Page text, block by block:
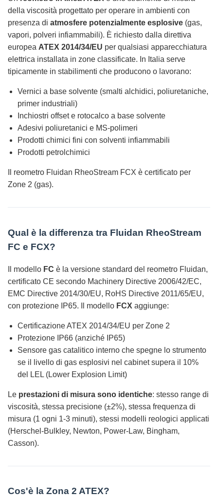
della viscosità progettato per operare in ambienti con
presenza di atmosfere potenzialmente esplosive (gas,
vapori, polveri infiammabili). È richiesto dalla direttiva
europea ATEX 2014/34/EU per qualsiasi apparecchiatura
elettrica installata in zone classificate. In Italia serve
tipicamente in stabilimenti che producono o lavorano:
Vernici a base solvente (smalti alchidici, poliuretaniche,
primer industriali)
Inchiostri offset e rotocalco a base solvente
Adesivi poliuretanici e MS-polimeri
Prodotti chimici fini con solventi infiammabili
Prodotti petrolchimici
Il reometro Fluidan RheoStream FCX è certificato per
Zone 2 (gas).
Qual è la differenza tra Fluidan RheoStream
FC e FCX?
Il modello FC è la versione standard del reometro Fluidan,
certificato CE secondo Machinery Directive 2006/42/EC,
EMC Directive 2014/30/EU, RoHS Directive 2011/65/EU,
con protezione IP65. Il modello FCX aggiunge:
Certificazione ATEX 2014/34/EU per Zone 2
Protezione IP66 (anziché IP65)
Sensore gas catalitico interno che spegne lo strumento
se il livello di gas esplosivi nel cabinet supera il 10%
del LEL (Lower Explosion Limit)
Le prestazioni di misura sono identiche: stesso range di
viscosità, stessa precisione (±2%), stessa frequenza di
misura (1 ogni 1-3 minuti), stessi modelli reologici applicati
(Herschel-Bulkley, Newton, Power-Law, Bingham,
Casson).
Cos'è la Zona 2 ATEX?